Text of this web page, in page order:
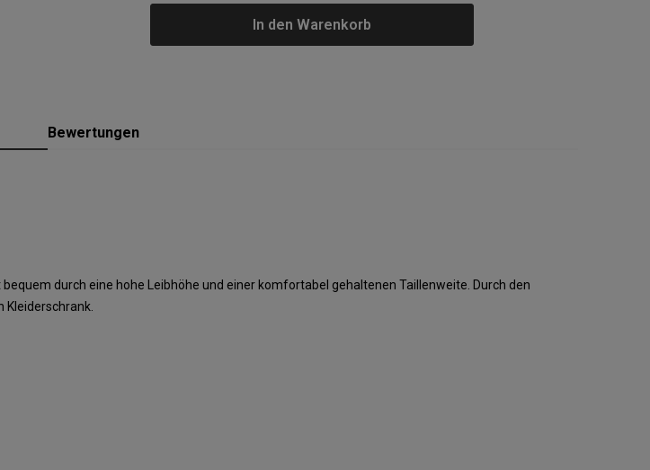
In den Warenkorb
Bewertungen
durch eine hohe Leibhöhe und einer komfortabel gehaltenen Taillenweite. Durch den